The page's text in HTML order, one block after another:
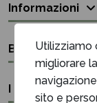
Informazioni
Bisogno di
I nostri contatti
Utilizziamo
migliorare
sito e